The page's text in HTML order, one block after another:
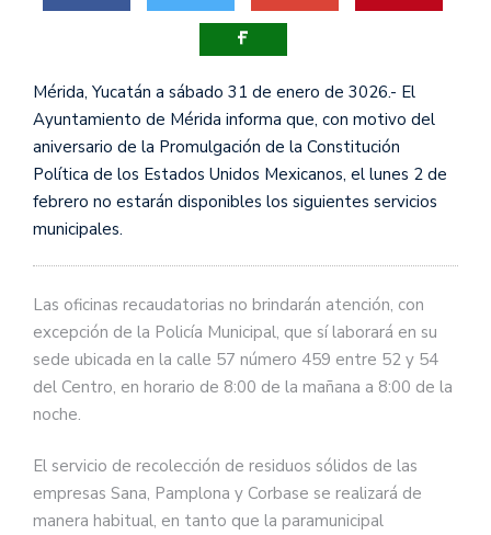
Mérida, Yucatán a sábado 31 de enero de 3026.- El
Ayuntamiento de Mérida informa que, con motivo del
aniversario de la Promulgación de la Constitución
Política de los Estados Unidos Mexicanos, el lunes 2 de
febrero no estarán disponibles los siguientes servicios
municipales.
Las oficinas recaudatorias no brindarán atención, con
excepción de la Policía Municipal, que sí laborará en su
sede ubicada en la calle 57 número 459 entre 52 y 54
del Centro, en horario de 8:00 de la mañana a 8:00 de la
noche.
El servicio de recolección de residuos sólidos de las
empresas Sana, Pamplona y Corbase se realizará de
manera habitual, en tanto que la paramunicipal